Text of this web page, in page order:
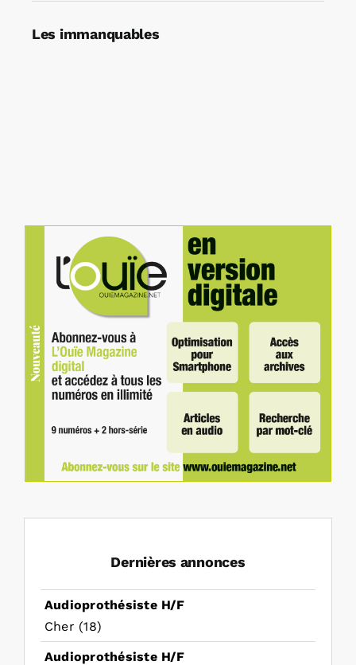
Les immanquables
Dernières annonces
Audioprothésiste H/F
Cher (18)
Audioprothésiste H/F